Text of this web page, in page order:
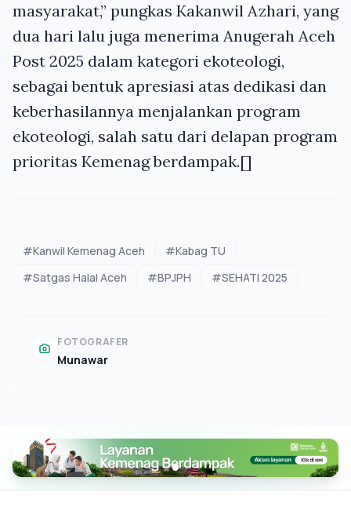
masyarakat,” pungkas Kakanwil Azhari, yang
dua hari lalu juga menerima Anugerah Aceh
Post 2025 dalam kategori ekoteologi,
sebagai bentuk apresiasi atas dedikasi dan
keberhasilannya menjalankan program
ekoteologi, salah satu dari delapan program
prioritas Kemenag berdampak.[]
#Kanwil Kemenag Aceh
#Kabag TU
#Satgas Halal Aceh
#BPJPH #SEHATI 2025
FOTOGRAFER
Munawar